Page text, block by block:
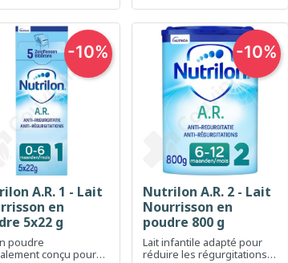
Aperçu rapide
A.R. 1 - Lait
en
5x22 g
poudre
conçu pour
-10%
Aperçu rapide
Nutrilon A.R. 2 - Lait
Nourrisson en
poudre 800 g
Lait infantile adapté pour
réduire les régurgitations
-10%